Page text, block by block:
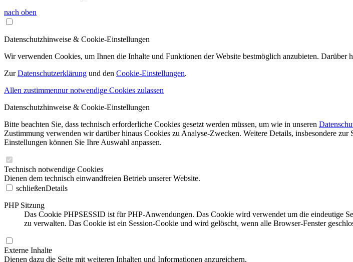
nach oben
Datenschutzhinweise & Cookie-Einstellungen
Wir verwenden Cookies, um Ihnen die Inhalte und Funktionen der Website bestmöglich anzubieten.
ZurDatenschutzerklärung und den Cookie-Einstellungen.
Allen zustimmennur notwendige Cookies zulassen
Datenschutzhinweise & Cookie-Einstellungen
Bitte beachten Sie, dass technisch erforderliche Cookies gesetzt werden müssen, um wie in unseren
Zustimmung verwenden wir darüber hinaus Cookies zu Analyse-Zwecken. Weitere Details, insbesondere
Einstellungen können Sie Ihre Auswahl anpassen.
Technisch notwendige Cookies
Dienen dem technisch einwandfreien Betrieb unserer Website.
schließenDetails
PHP Sitzung
Das Cookie PHPSESSID ist für PHP-Anwendungen. Das Cookie wird verwendet um die eindeutige
zu verwalten. Das Cookie ist ein Session-Cookie und wird gelöscht, wenn alle Browser-Fenster
Externe Inhalte
Dienen dazu die Seite mit weiteren Inhalten und Informationen anzureichern.